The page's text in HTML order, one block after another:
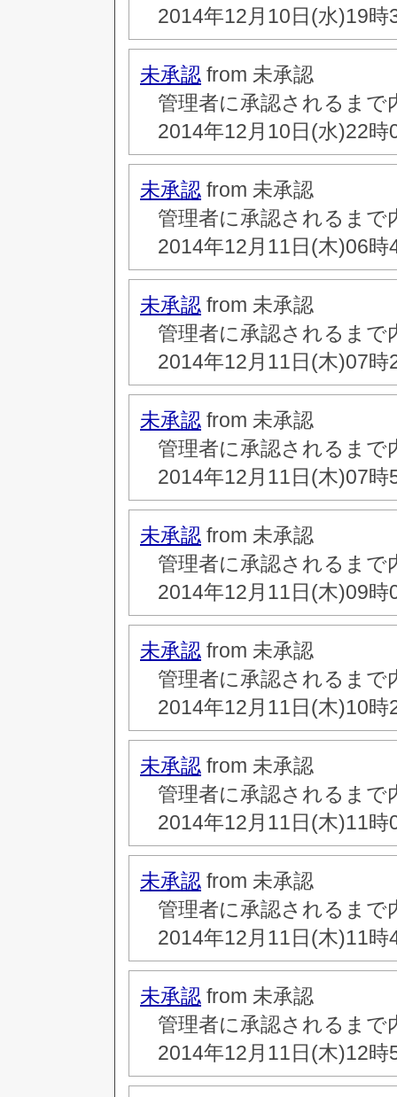
2014年12月10日(水)19時
未承認 from 未承認
管理者に承認されるま
2014年12月10日(水)22時
未承認 from 未承認
管理者に承認されるま
2014年12月11日(木)06時
未承認 from 未承認
管理者に承認されるま
2014年12月11日(木)07時
未承認 from 未承認
管理者に承認されるま
2014年12月11日(木)07時
未承認 from 未承認
管理者に承認されるま
2014年12月11日(木)09時
未承認 from 未承認
管理者に承認されるま
2014年12月11日(木)10時
未承認 from 未承認
管理者に承認されるま
2014年12月11日(木)11時
未承認 from 未承認
管理者に承認されるま
2014年12月11日(木)11時
未承認 from 未承認
管理者に承認されるま
2014年12月11日(木)12時